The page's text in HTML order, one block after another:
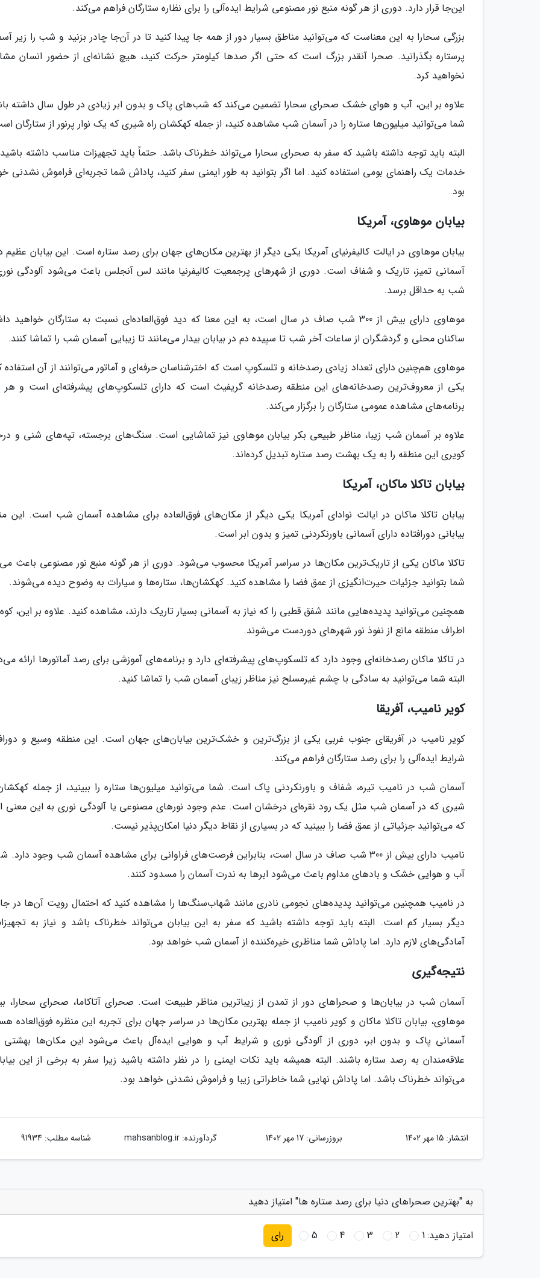
این‌جا قرار دارد. دوری از هر گونه منبع نور مصنوعی شرایط ایده‌آلی را برای نظاره ستارگان فراهم می‌کند.
بزرگی سحارا به این معناست که می‌توانید مناطق بسیار دور از همه جا پیدا کنید تا در آن‌جا چادر بزنید و شب را زیر
پرستاره بگذرانید. صحرا آنقدر بزرگ است که حتی اگر صدها کیلومتر حرکت کنید، هیچ نشانه‌ای از حضور انسان
نخواهید کرد.
علاوه بر این، آب و هوای خشک صحرای سحارا تضمین می‌کند که شب‌های پاک و بدون ابر زیادی در طول سال داشته
شما می‌توانید میلیون‌ها ستاره را در آسمان شب مشاهده کنید، از جمله کهکشان راه شیری که یک نوار پرنور از ستارگان
البته باید توجه داشته باشید که سفر به صحرای سحارا می‌تواند خطرناک باشد. حتماً باید تجهیزات مناسب داشته
خدمات یک راهنمای بومی استفاده کنید. اما اگر بتوانید به طور ایمنی سفر کنید، پاداش شما تجربه‌ای فراموش نشدنی
بود.
بیابان موهاوی، آمریکا
بیابان موهاوی در ایالت کالیفرنیای آمریکا یکی دیگر از بهترین مکان‌های جهان برای رصد ستاره است. این بیابان عظیم
آسمانی تمیز، تاریک و شفاف است. دوری از شهرهای پرجمعیت کالیفرنیا مانند لس آنجلس باعث می‌شود آلودگی
شب به حداقل برسد.
موهاوی دارای بیش از 300 شب صاف در سال است، به این معنا که دید فوق‌العاده‌ای نسبت به ستارگان خواهید
ساکنان محلی و گردشگران از ساعات آخر شب تا سپیده دم در بیابان بیدار می‌مانند تا زیبایی آسمان شب را تماشا کنند.
موهاوی هم‌چنین دارای تعداد زیادی رصدخانه و تلسکوپ است که اخترشناسان حرفه‌ای و آماتور می‌توانند از آن استفاده
یکی از معروف‌ترین رصدخانه‌های این منطقه رصدخانه گریفیث است که دارای تلسکوپ‌های پیشرفته‌ای است و
برنامه‌های مشاهده عمومی ستارگان را برگزار می‌کند.
علاوه بر آسمان شب زیبا، مناظر طبیعی بکر بیابان موهاوی نیز تماشایی است. سنگ‌های برجسته، تپه‌های شنی و
کویری این منطقه را به یک بهشت رصد ستاره تبدیل کرده‌اند.
بیابان تاکلا ماکان، آمریکا
بیابان تاکلا ماکان در ایالت نوادای آمریکا یکی دیگر از مکان‌های فوق‌العاده برای مشاهده آسمان شب است. این
بیابانی دورافتاده دارای آسمانی باورنکردنی تمیز و بدون ابر است.
تاکلا ماکان یکی از تاریک‌ترین مکان‌ها در سراسر آمریکا محسوب می‌شود. دوری از هر گونه منبع نور مصنوعی باعث
شما بتوانید جزئیات حیرت‌انگیزی از عمق فضا را مشاهده کنید. کهکشان‌ها، ستاره‌ها و سیارات به وضوح دیده می‌شوند.
همچنین می‌توانید پدیده‌هایی مانند شفق قطبی را که نیاز به آسمانی بسیار تاریک دارند، مشاهده کنید. علاوه بر این،
اطراف منطقه مانع از نفوذ نور شهرهای دوردست می‌شوند.
در تاکلا ماکان رصدخانه‌ای وجود دارد که تلسکوپ‌های پیشرفته‌ای دارد و برنامه‌های آموزشی برای رصد آماتورها ارائه
البته شما می‌توانید به سادگی با چشم غیرمسلح نیز مناظر زیبای آسمان شب را تماشا کنید.
کویر نامیب، آفریقا
کویر نامیب در آفریقای جنوب غربی یکی از بزرگ‌ترین و خشک‌ترین بیابان‌های جهان است. این منطقه وسیع و
شرایط ایده‌آلی را برای رصد ستارگان فراهم می‌کند.
آسمان شب در نامیب تیره، شفاف و باورنکردنی پاک است. شما می‌توانید میلیون‌ها ستاره را ببینید، از جمله
شیری که در آسمان شب مثل یک رود نقره‌ای درخشان است. عدم وجود نورهای مصنوعی یا آلودگی نوری به این
که می‌توانید جزئیاتی از عمق فضا را ببینید که در بسیاری از نقاط دیگر دنیا امکان‌پذیر نیست.
نامیب دارای بیش از 300 شب صاف در سال است، بنابراین فرصت‌های فراوانی برای مشاهده آسمان شب وجود دارد.
آب و هوایی خشک و بادهای مداوم باعث می‌شود ابرها به ندرت آسمان را مسدود کنند.
در نامیب همچنین می‌توانید پدیده‌های نجومی نادری مانند شهاب‌سنگ‌ها را مشاهده کنید که احتمال رویت آن‌ها در
دیگر بسیار کم است. البته باید توجه داشته باشید که سفر به این بیابان می‌تواند خطرناک باشد و نیاز به
آمادگی‌های لازم دارد. اما پاداش شما مناظری خیره‌کننده از آسمان شب خواهد بود.
نتیجه‌گیری
آسمان شب در بیابان‌ها و صحراهای دور از تمدن از زیباترین مناظر طبیعت است. صحرای آتاکاما، صحرای سحارا،
موهاوی، بیابان تاکلا ماکان و کویر نامیب از جمله بهترین مکان‌ها در سراسر جهان برای تجربه این منظره فوق‌العاده
آسمانی پاک و بدون ابر، دوری از آلودگی نوری و شرایط آب و هوایی ایده‌آل باعث می‌شود این مکان‌ها بهشتی
علاقه‌مندان به رصد ستاره باشند. البته همیشه باید نکات ایمنی را در نظر داشته باشید زیرا سفر به برخی از این
می‌تواند خطرناک باشد. اما پاداش نهایی شما خاطراتی زیبا و فراموش نشدنی خواهد بود.
انتشار: 15 مهر 1402 بروزرسانی: 17 مهر 1402 گردآورنده:mahsanblog.ir شناسه مطلب: 91934
به "بهترین صحراهای دنیا برای رصد ستاره ها" امتیاز دهید
امتیاز دهید:1
2
3
4
5 رای